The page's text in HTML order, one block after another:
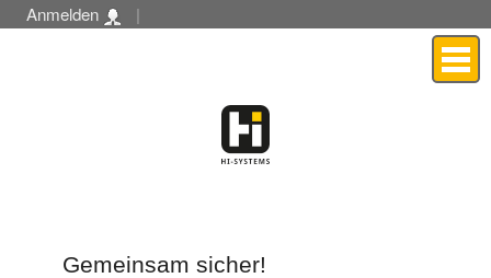
Gemeinsam sicher!
Anmelden |